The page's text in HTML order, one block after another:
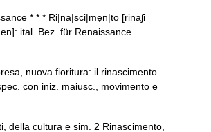
* * * Ri|na|sci|mẹn|to [rinaʃi
ital. Bez. für Renaissance …
nuova fioritura: il rinascimento
con iniz. maiusc., movimento e
cultura e sim. 2 Rinascimento,